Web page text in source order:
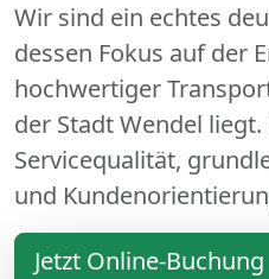
Wir sind ein echtes
dessen Fokus auf der
hochwertiger
der Stadt Wendel
Servicequalität,
und
Jetzt Online-Buchung